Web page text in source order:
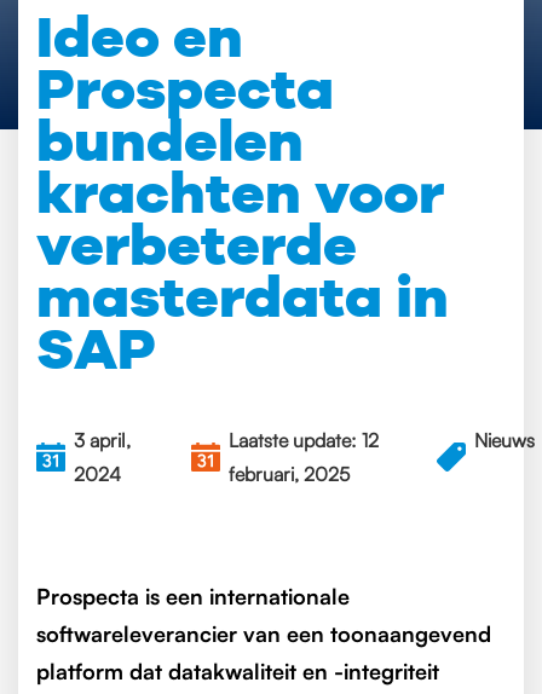
Ideo en
Prospecta
bundelen
krachten voor
verbeterde
masterdata in
SAP
3 april,
2024
Laatste update: 12
februari, 2025
Nieuws
Prospecta is een internationale
softwareleverancier van een toonaangevend
platform dat datakwaliteit en -integriteit